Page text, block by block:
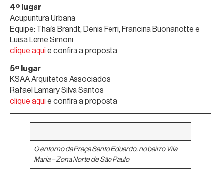
4º lugar
Acupuntura Urbana
Equipe: Thaís Brandt, Denis Ferri, Francina Buonanotte e
Luisa Leme Simoni
clique aqui e confira a proposta
5º lugar
KSAA Arquitetos Associados
Rafael Lamary Silva Santos
clique aqui e confira a proposta
O entorno da Praça Santo Eduardo, no bairro Vila
Maria – Zona Norte de São Paulo